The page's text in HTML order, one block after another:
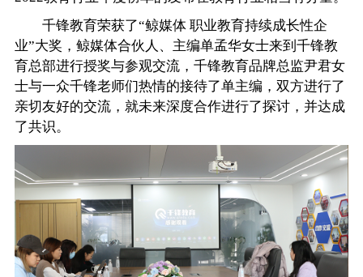
千锋教育荣获了“鲸媒体 职业教育持续成长性企
业”大奖，鲸媒体合伙人、主编单孟华女士来到千锋教
育总部进行授奖与参观交流，千锋教育品牌总监尹君女
士与一众千锋老师们热情的接待了单主编，双方进行了
亲切友好的交流，就未来深度合作进行了探讨，并达成
了共识。